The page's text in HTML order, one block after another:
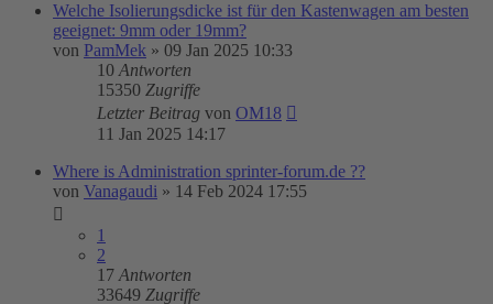
Welche Isolierungsdicke ist für den Kastenwagen am besten
geeignet: 9mm oder 19mm?
von PamMek » 09 Jan 2025 10:33
10 Antworten
15350 Zugriffe
Letzter Beitrag von OM18
11 Jan 2025 14:17
Where is Administration sprinter-forum.de ??
von Vanagaudi » 14 Feb 2024 17:55
1
2
17 Antworten
33649 Zugriffe